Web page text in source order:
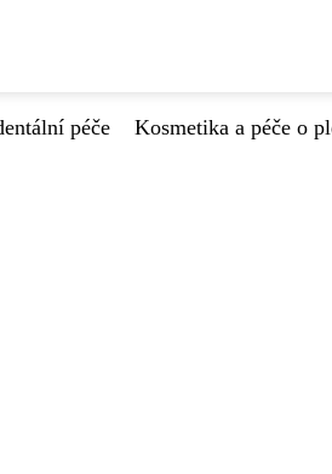
péče Kosmetika a péče o